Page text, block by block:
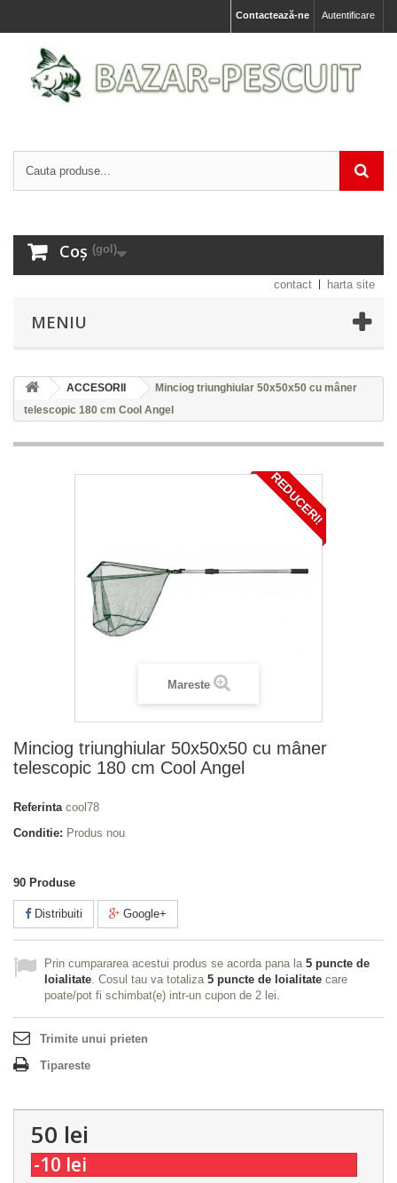
Autentificare
Contactează-ne
Coș (gol)
contact harta site
MENIU
ACCESORII
Minciog triunghiular 50x50x50 cu mâner
telescopic 180 cm Cool Angel
REDUCERI!
Mareste
Minciog triunghiular 50x50x50 cu mâner
telescopic 180 cm Cool Angel
Referinta cool78
Conditie: Produs nou
90 Produse
Distribuiti Google+
Prin cumpararea acestui produs se acorda pana la 5 puncte de
loialitate . Cosul tau va totaliza 5 puncte de loialitate care
poate/pot fi schimbat(e) intr-un cupon de 2 lei
Trimite unui prieten
Tipareste
50 lei
-10 lei